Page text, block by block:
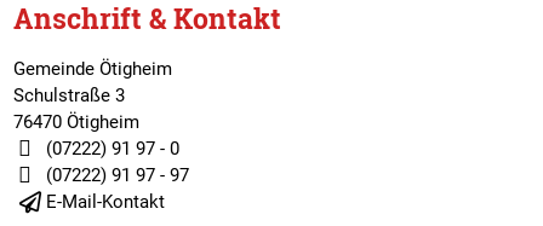
Anschrift & Kontakt
Gemeinde Ötigheim
Schulstraße 3
76470 Ötigheim
(07222) 91 97 - 0
(07222) 91 97 - 97
E-Mail-Kontakt